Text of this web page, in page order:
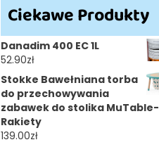
Ciekawe Produkty
Danadim 400 EC 1L
52.90zł
Stokke Bawełniana torba
do przechowywania
zabawek do stolika MuTable-
Rakiety
139.00zł